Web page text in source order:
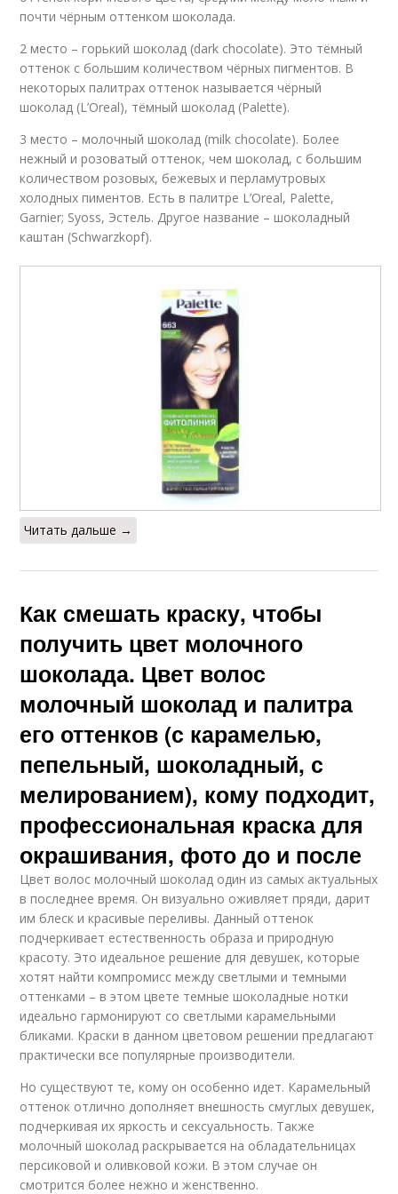
почти чёрным оттенком шоколада.
2 место – горький шоколад (dark chocolate). Это тёмный
оттенок с большим количеством чёрных пигментов. В
некоторых палитрах оттенок называется чёрный
шоколад (L’Oreal), тёмный шоколад (Palette).
3 место – молочный шоколад (milk chocolate). Более
нежный и розоватый оттенок, чем шоколад, с большим
количеством розовых, бежевых и перламутровых
холодных пиментов. Есть в палитре L’Oreal, Palette,
Garnier; Syoss, Эстель. Другое название – шоколадный
каштан (Schwarzkopf).
Читать дальше →
Как смешать краску, чтобы
получить цвет молочного
шоколада. Цвет волос
молочный шоколад и палитра
его оттенков (с карамелью,
пепельный, шоколадный, с
мелированием), кому подходит,
профессиональная краска для
окрашивания, фото до и после
Цвет волос молочный шоколад один из самых актуальных
в последнее время. Он визуально оживляет пряди, дарит
им блеск и красивые переливы. Данный оттенок
подчеркивает естественность образа и природную
красоту. Это идеальное решение для девушек, которые
хотят найти компромисс между светлыми и темными
оттенками – в этом цвете темные шоколадные нотки
идеально гармонируют со светлыми карамельными
бликами. Краски в данном цветовом решении предлагают
практически все популярные производители.
Но существуют те, кому он особенно идет. Карамельный
оттенок отлично дополняет внешность смуглых девушек,
подчеркивая их яркость и сексуальность. Также
молочный шоколад раскрывается на обладательницах
персиковой и оливковой кожи. В этом случае он
смотрится более нежно и женственно.